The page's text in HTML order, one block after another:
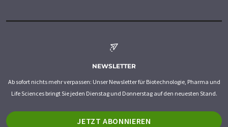
NEWSLETTER
Ab sofort nichts mehr verpassen: Unser Newsletter für Biotechnologie, Pharma und
Life Sciences bringt Sie jeden Dienstag und Donnerstag auf den neuesten Stand.
JETZT ABONNIEREN